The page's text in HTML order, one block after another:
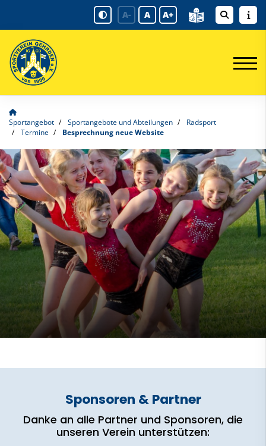
A- A A+
Sportangebot Sportangebote und Abteilungen
Radsport
Termine
Besprechnung neue Website
Sponsoren & Partner
Danke an alle Partner und Sponsoren, die
unseren Verein unterstützen: